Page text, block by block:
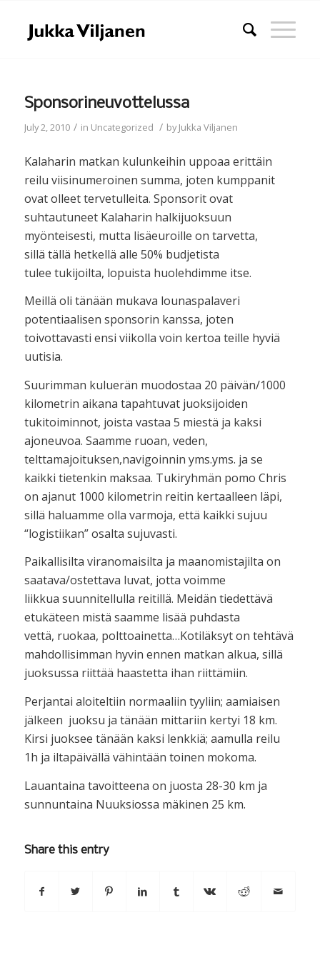
Sponsorineuvottelussa
July 2, 2010 / in Uncategorized / byJukka Viljanen
Kalaharin matkan kulunkeihin uppoaa erittäin
reilu viisinumeroinen summa, joten kumppanit
ovat olleet tervetulleita. Sponsorit ovat
suhtautuneet Kalaharin halkijuoksuun
myönteisesti, mutta lisäeuroille on tarvetta,
sillä tällä hetkellä alle 50% budjetista
tulee tukijoilta, lopuista huolehdimme itse.
Meillä oli tänään mukava lounaspalaveri
potentiaalisen sponsorin kanssa, joten
toivottavasti ensi viikolla voin kertoa teille hyviä
uutisia.
Suurimman kuluerän muodostaa 20 päivän/1000
kilometrin aikana tapahtuvat juoksijoiden
tukitoiminnot, joista vastaa 5 miestä ja kaksi
ajoneuvoa. Saamme ruoan, veden,
telttamajoituksen,navigoinnin yms.yms. ja se
kaikki tietenkin maksaa. Tukiryhmän pomo Chris
on ajanut 1000 kilometrin reitin kertaalleen läpi,
sillä haluamme olla varmoja, että kaikki sujuu
“logistiikan” osalta sujuvasti.
Paikallisilta viranomaisilta ja maanomistajilta on
saatava/ostettava luvat, jotta voimme
liikkua suunnitellulla reitillä. Meidän tiedettävä
etukäteen mistä saamme lisää puhdasta
vettä, ruokaa, polttoainetta…Kotiläksyt on tehtävä
mahdollisimman hyvin ennen matkan alkua, sillä
juoksussa riittää haastetta ihan riittämiin.
Perjantai aloiteltiin normaaliin tyyliin; aamiaisen
jälkeen juoksu ja tänään mittariin kertyi 18 km.
Kirsi juoksee tänään kaksi lenkkiä; aamulla reilu
1h ja iltapäivällä vähintään toinen mokoma.
Lauantaina tavoitteena on juosta 28-30 km ja
sunnuntaina Nuuksiossa mäkinen 25 km.
Share this entry